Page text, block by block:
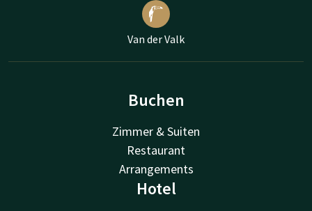
Van der Valk
Buchen
Zimmer & Suiten
Restaurant
Arrangements
Hotel